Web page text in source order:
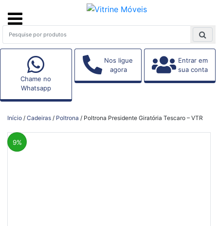
Chame no
Whatsapp
Nos ligue
agora
Entrar em
sua conta
Início / Cadeiras / Poltrona / Poltrona Presidente Giratória Tescaro – VTR
9%